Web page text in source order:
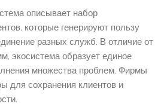
описывает набор
которые генерируют пользу
разных служб. В отличие от
экосистема образует единое
множества проблем. Фирмы
для сохранения клиентов и